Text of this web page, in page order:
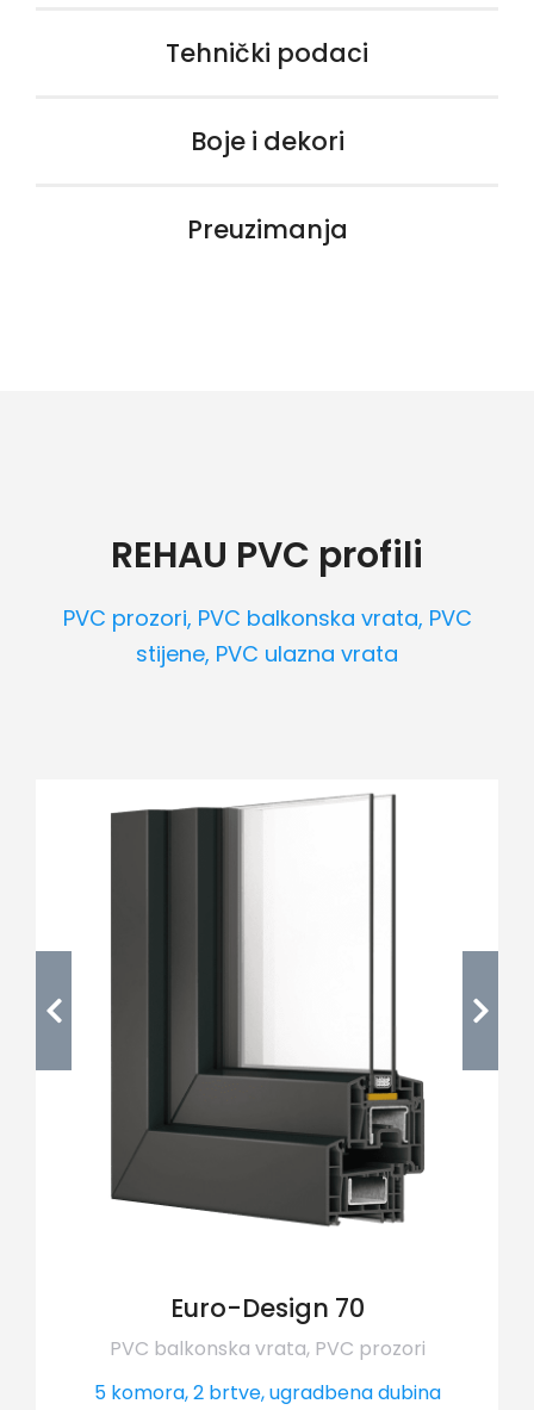
Tehnički podaci
Boje i dekori
Preuzimanja
REHAU PVC profili
PVC prozori, PVC balkonska vrata, PVC
stijene, PVC ulazna vrata
Euro-Design 70
PVC balkonska vrata, PVC prozori
5 komora, 2 brtve, ugradbena dubina